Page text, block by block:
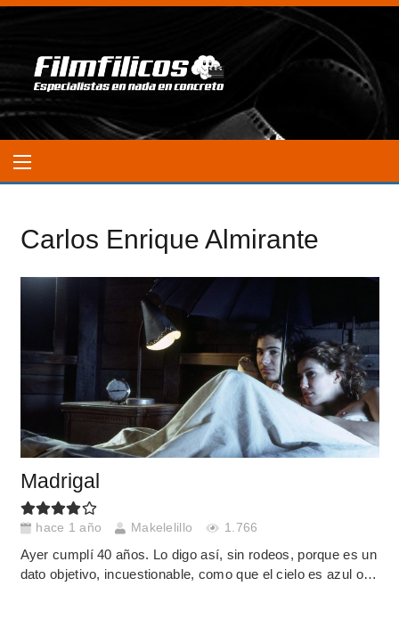
Carlos Enrique Almirante
Madrigal
hace 1 año Makelelillo 1.766
Ayer cumplí 40 años. Lo digo así, sin rodeos, porque es un
dato objetivo, incuestionable, como que el cielo es azul o…